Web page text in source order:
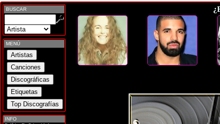
BUSCAR
MENÚ
INFO